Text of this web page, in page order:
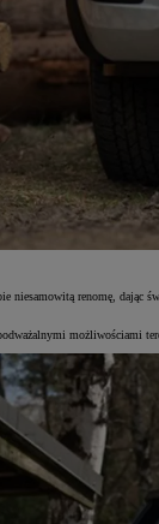
renomę,
możliwościami